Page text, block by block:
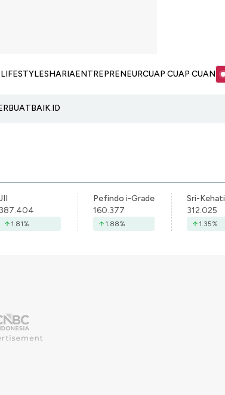
LIFESTYLESHARIAENTREPRENEURCUAP CUAP CUAN
387.404
1.81%
Pefindo i-Grade
160.377
1.88%
Sri-Kehati
312.025
1.35%